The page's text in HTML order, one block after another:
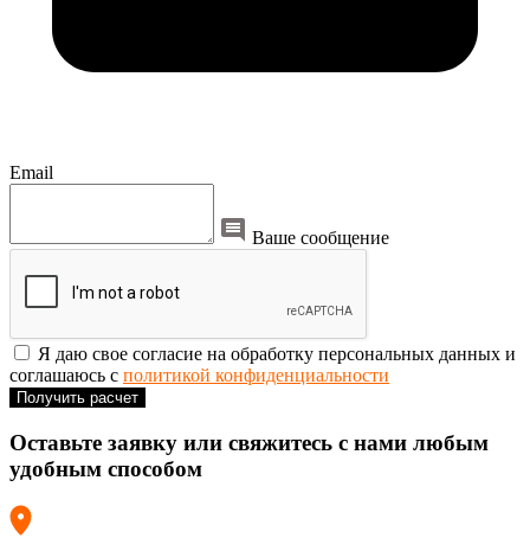
Email
Ваше сообщение
Я даю свое согласие на обработку персональных данных и
соглашаюсь с политикой конфиденциальности
Получить расчет
Оставьте заявку или свяжитесь с нами любым
удобным способом